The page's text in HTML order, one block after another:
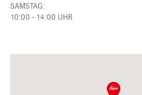
SAMSTAG:
10:00 - 14:00 UHR